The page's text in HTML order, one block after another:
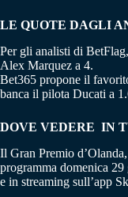
LE QUOTE DAGLI
Per gli analisti di
Alex Marquez a 4.
Bet365 propone il
banca il pilota Ducati a
DOVE VEDERE IN
Il Gran Premio
programma domenica 29
e in streaming sull’app